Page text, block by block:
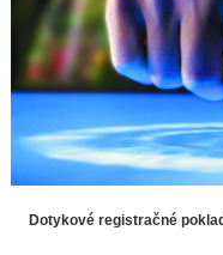
Dotykové registračné